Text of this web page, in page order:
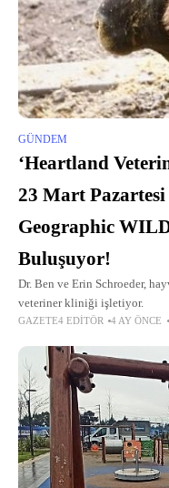
GÜNDEM
‘Heartland
23 Mart Pazartesi
Geographic
Buluşuyor!
Dr. Ben ve Erin Schroeder,
veteriner kliniği işletiyor.
GAZETE4 EDITÖR 4 AY ÖNCE